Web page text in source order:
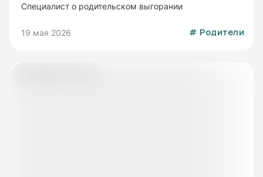
Специалист о родительском выгорании
19 мая 2026 # Родители